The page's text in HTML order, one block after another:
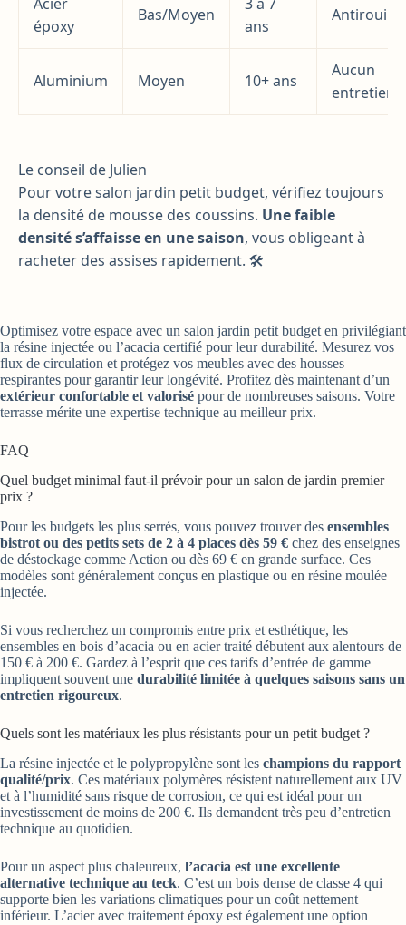
époxy
Bas/Moyen
ans
Antirouille
Aluminium Moyen 10+ ans
Aucun
entretien
Le conseil de Julien
Pour votre salon jardin petit budget, vérifiez toujours
la densité de mousse des coussins. Une faible
densité s’affaisse en une saison, vous obligeant à
racheter des assises rapidement. 🛠️
Optimisez votre espace avec un salon jardin petit budget en privilégiant
la résine injectée ou l’acacia certifié pour leur durabilité. Mesurez vos
flux de circulation et protégez vos meubles avec des housses
respirantes pour garantir leur longévité. Profitez dès maintenant d’un
extérieur confortable et valorisé pour de nombreuses saisons. Votre
terrasse mérite une expertise technique au meilleur prix.
FAQ
Quel budget minimal faut-il prévoir pour un salon de jardin premier
prix ?
Pour les budgets les plus serrés, vous pouvez trouver des ensembles
bistrot ou des petits sets de 2 à 4 places dès 59 € chez des enseignes
de déstockage comme Action ou dès 69 € en grande surface. Ces
modèles sont généralement conçus en plastique ou en résine moulée
injectée.
Si vous recherchez un compromis entre prix et esthétique, les
ensembles en bois d’acacia ou en acier traité débutent aux alentours de
150 € à 200 €. Gardez à l’esprit que ces tarifs d’entrée de gamme
impliquent souvent une durabilité limitée à quelques saisons sans un
entretien rigoureux.
Quels sont les matériaux les plus résistants pour un petit budget ?
La résine injectée et le polypropylène sont les champions du rapport
qualité/prix. Ces matériaux polymères résistent naturellement aux UV
et à l’humidité sans risque de corrosion, ce qui est idéal pour un
investissement de moins de 200 €. Ils demandent très peu d’entretien
technique au quotidien.
Pour un aspect plus chaleureux, l’acacia est une excellente
alternative technique au teck. C’est un bois dense de classe 4 qui
supporte bien les variations climatiques pour un coût nettement
inférieur. L’acier avec traitement époxy est également une option